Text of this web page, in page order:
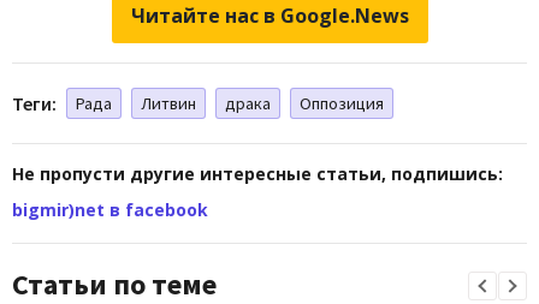
Читайте нас в Google.News
Теги: Рада Литвин драка Оппозиция
Не пропусти другие интересные статьи, подпишись:
bigmir)net в facebook
Статьи по теме